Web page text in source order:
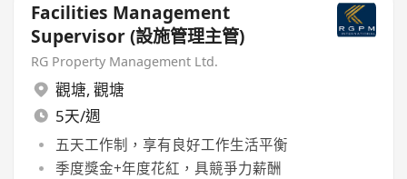
Facilities Management
Supervisor (設施管理主管)
RG Property Management Ltd.
觀塘, 觀塘
5天/週
五天工作制，享有良好工作生活平衡
季度獎金+年度花紅，具競爭力薪酬